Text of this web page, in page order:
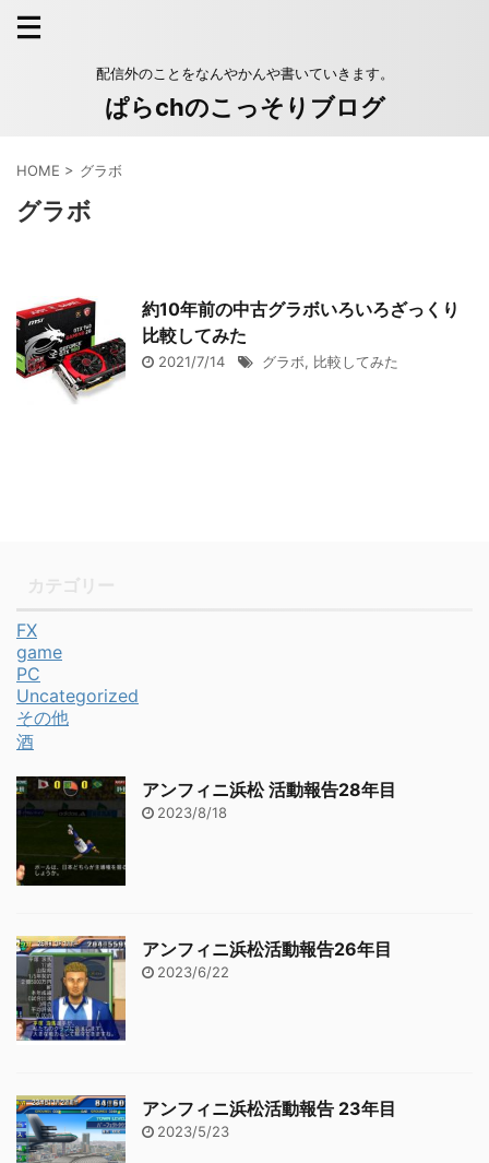
配信外のことをなんやかんや書いていきます。
ぱらchのこっそりブログ
HOME > グラボ
グラボ
約10年前の中古グラボいろいろざっくり
比較してみた
2021/7/14 グラボ, 比較してみた
FX
game
PC
Uncategorized
その他
酒
アンフィニ浜松 活動報告28年目
2023/8/18
アンフィニ浜松活動報告26年目
2023/6/22
アンフィニ浜松活動報告 23年目
2023/5/23